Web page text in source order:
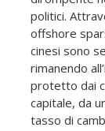
politici.
offshore
cinesi sono
rimanendo
protetto dai
capitale, da
tasso di